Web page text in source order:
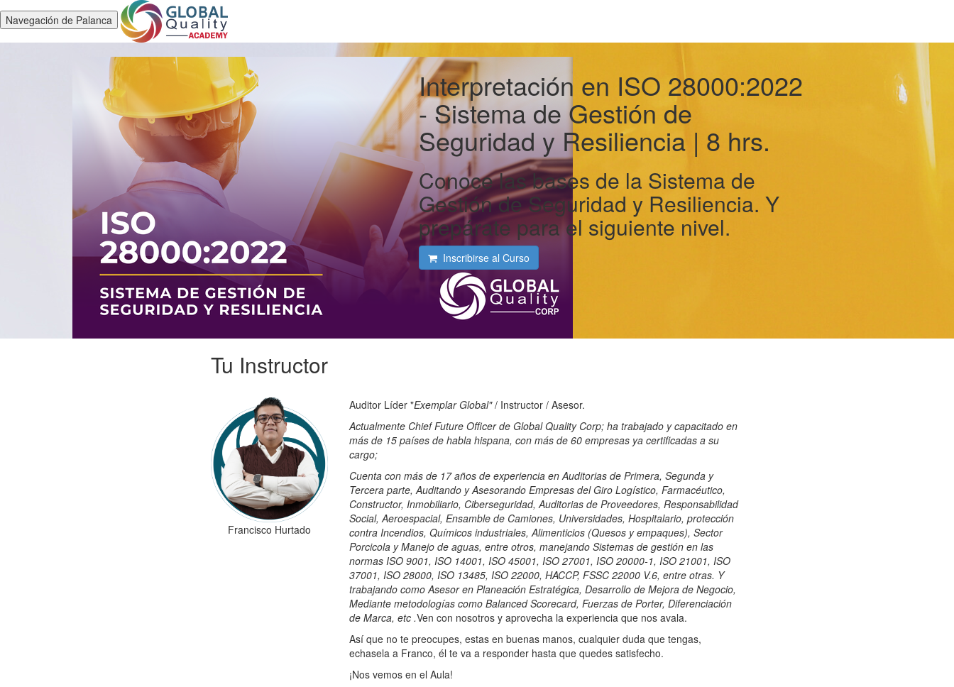
Navegación de Palanca
Interpretación en ISO 28000:2022
- Sistema de Gestión de
Seguridad y Resiliencia | 8 hrs.
Conoce las bases de la Sistema de
Gestión de Seguridad y Resiliencia. Y
prepárate para el siguiente nivel.
Inscribirse al Curso
Tu Instructor
Francisco Hurtado
Auditor Líder "ExemplarGlobal"/ Instructor / Asesor.
Actualmente Chief Future Officer de Global Quality Corp; ha trabajado y capacitado en
más de 15 países de habla hispana, con más de 60 empresas ya certificadas a su
cargo;
Cuenta con más de 17 años de experiencia en Auditorias de Primera, Segunda y
Tercera parte,Auditando y Asesorando Empresas del Giro Logístico, Farmacéutico,
Constructor, Inmobiliario, Ciberseguridad, Auditorias de Proveedores, Responsabilidad
Social, Aeroespacial, Ensamble de Camiones, Universidades, Hospitalario, protección
contra Incendios, Químicos industriales, Alimenticios (Quesos y empaques), Sector
Porcicola y Manejo de aguas, entre otros, manejando Sistemas de gestión en las
normas ISO 9001, ISO 14001, ISO 45001, ISO 27001, ISO 20000-1, ISO 21001, ISO
37001, ISO 28000, ISO 13485, ISO 22000, HACCP, FSSC 22000 V.6, entre otras. Y
trabajando como Asesor en Planeación Estratégica, Desarrollo de Mejora de Negocio,
Mediante metodologías como Balanced Scorecard, Fuerzas de Porter, Diferenciación
de Marca, etc .Ven con nosotros y aprovecha la experiencia que nos avala.
Así que no te preocupes, estas en buenas manos, cualquier duda que tengas,
echasela a Franco, él te va a responder hasta que quedes satisfecho.
¡Nos vemos en el Aula!